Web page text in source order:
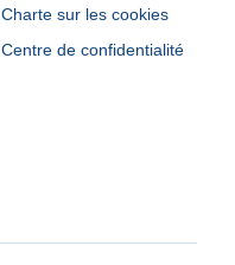
Charte sur les cookies
Centre de confidentialité